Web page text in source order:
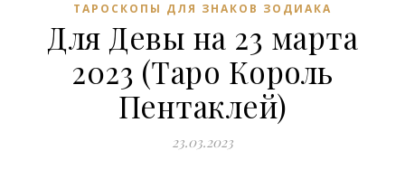
ТАРОСКОПЫ ДЛЯ ЗНАКОВ ЗОДИАКА
Для Девы на 23 марта
2023 (Таро Король
Пентаклей)
23.03.2023